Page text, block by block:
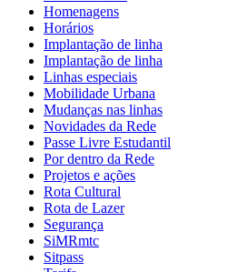
Homenagens
Horários
Implantação de linha
Implantação de linha
Linhas especiais
Mobilidade Urbana
Mudanças nas linhas
Novidades da Rede
Passe Livre Estudantil
Por dentro da Rede
Projetos e ações
Rota Cultural
Rota de Lazer
Segurança
SiMRmtc
Sitpass